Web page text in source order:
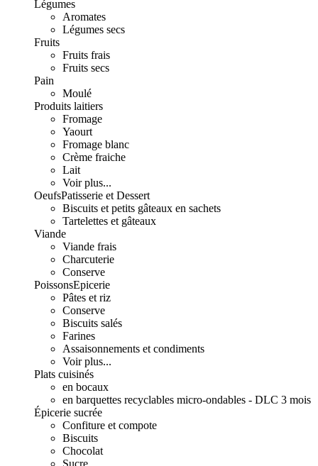
Légumes
Aromates
Légumes secs
Fruits
Fruits frais
Fruits secs
Pain
Moulé
Produits laitiers
Fromage
Yaourt
Fromage blanc
Crème fraiche
Lait
Voir plus...
OeufsPatisserie et Dessert
Biscuits et petits gâteaux en sachets
Tartelettes et gâteaux
Viande
Viande frais
Charcuterie
Conserve
PoissonsEpicerie
Pâtes et riz
Conserve
Biscuits salés
Farines
Assaisonnements et condiments
Voir plus...
Plats cuisinés
en bocaux
en barquettes recyclables micro-ondables - DLC 3 mois
Épicerie sucrée
Confiture et compote
Biscuits
Chocolat
Sucre